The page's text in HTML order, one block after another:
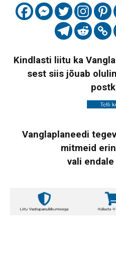
Kindlasti liitu ka
sest siis jõuab
Vanglaplaneedi
mitmeid
vali